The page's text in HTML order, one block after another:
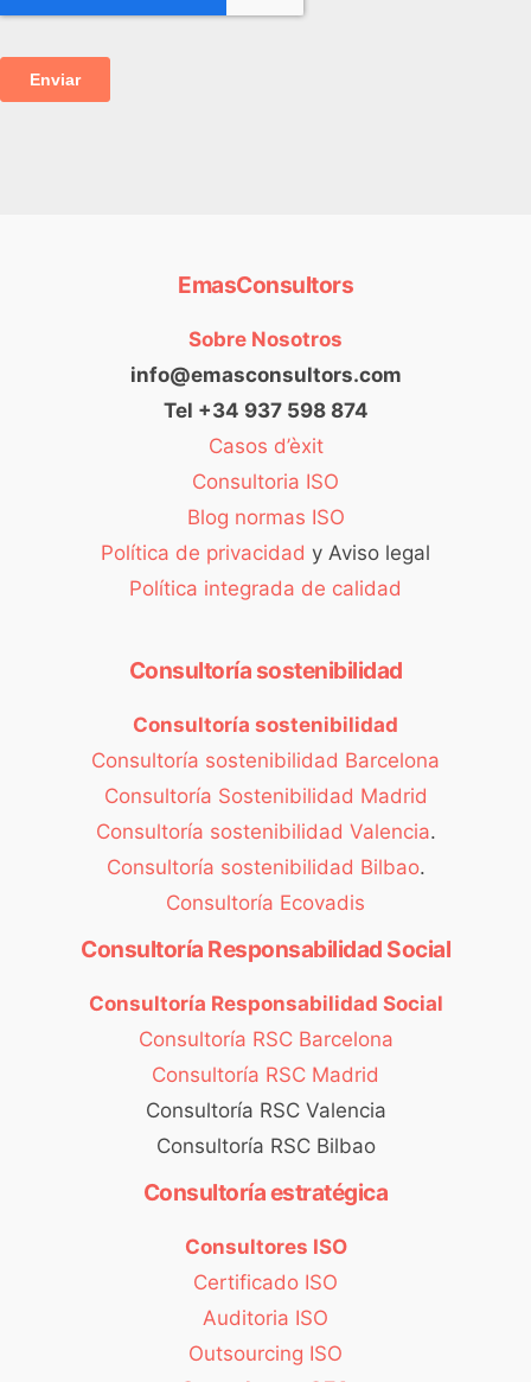
EmasConsultors
Sobre Nosotros
info@emasconsultors.com
Tel +34 937 598 874
Casos d’èxit
Consultoria ISO
Blog normas ISO
Política de privacidad y Aviso legal
Política integrada de calidad
Consultoría sostenibilidad
Consultoría sostenibilidad
Consultoría sostenibilidad Barcelona
Consultoría Sostenibilidad Madrid
Consultoría sostenibilidad Valencia.
Consultoría sostenibilidad Bilbao.
Consultoría Ecovadis
Consultoría Responsabilidad Social
Consultoría Responsabilidad Social
Consultoría RSC Barcelona
Consultoría RSC Madrid
Consultoría RSC Valencia
Consultoría RSC Bilbao
Consultoría estratégica
Consultores ISO
Certificado ISO
Auditoria ISO
Outsourcing ISO